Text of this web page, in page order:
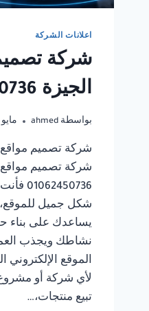
اعلانات الشركة
شركة
الجيزة 01062450736
بواسطة ahmed مايو 18,
شركة تصميم
شركة تصميم
شكل جميل
يساعدك على بناء
نشاطك ويجذب
الموقع الإلكتروني
لأي شركة أو
تبيع منتجات،…